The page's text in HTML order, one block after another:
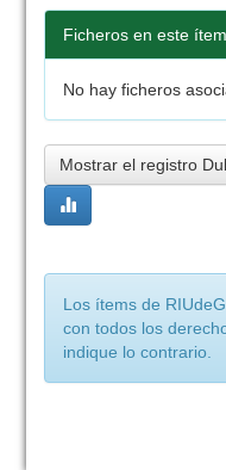
Ficheros en este
No hay ficheros
Mostrar el registro
Los ítems de
con todos los
indique lo contrario.